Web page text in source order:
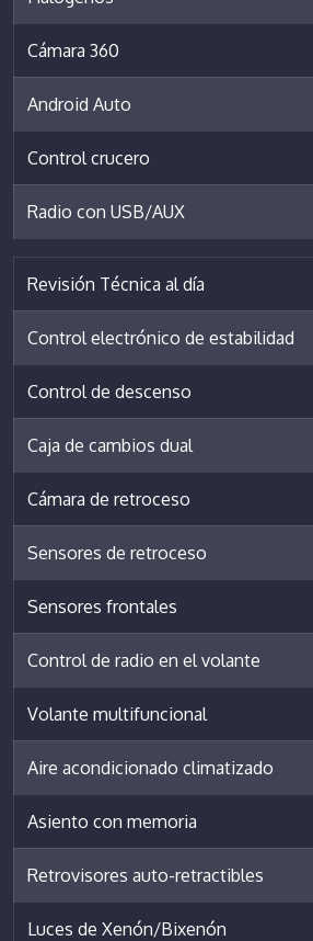
Cámara 360
Android Auto
Control crucero
Radio con USB/AUX
Revisión Técnica al día
Control electrónico de estabilidad
Control de descenso
Caja de cambios dual
Cámara de retroceso
Sensores de retroceso
Sensores frontales
Control de radio en el volante
Volante multifuncional
Aire acondicionado climatizado
Asiento con memoria
Retrovisores auto-retractibles
Luces de Xenón/Bixenón